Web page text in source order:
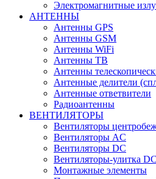
Электромагнитные
АНТЕННЫ
Антенны GPS
Антенны GSM
Антенны WiFi
Антенны ТВ
Антенны
Антенные делители
Антенные ответвители
Радиоантенны
ВЕНТИЛЯТОРЫ
Вентиляторы
Вентиляторы AC
Вентиляторы DC
Вентиляторы-улитка DC
Монтажные элементы